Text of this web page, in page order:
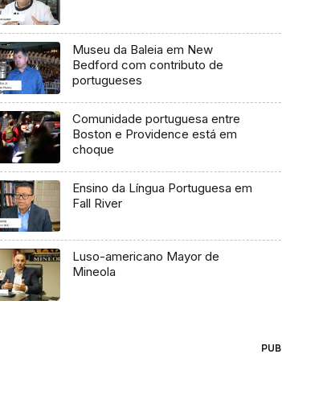
Museu da Baleia em New
Bedford com contributo de
portugueses
Comunidade portuguesa entre
Boston e Providence está em
choque
Ensino da Língua Portuguesa em
Fall River
Luso-americano Mayor de
Mineola
PUB